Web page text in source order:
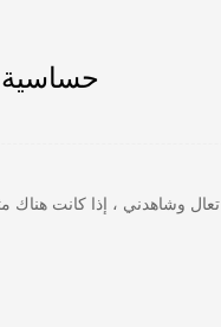
حساسية
وشاهدني ، إذا كانت هناك